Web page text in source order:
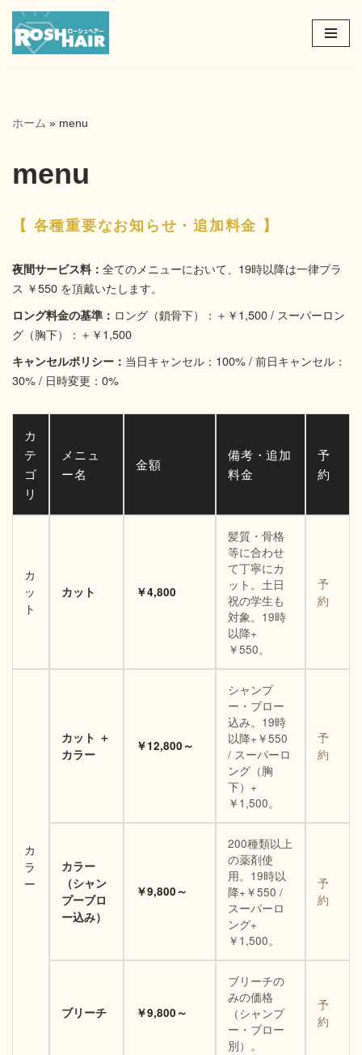
コ
ツ
キ
プ
ホーム » menu
menu
【 各種重要なお知らせ・追加料金 】
夜間サービス料： 全てのメニューにおいて、19時以降は一律プラ
ス ￥550 を頂戴いたします。
ロング料金の基準： ロング（鎖骨下）：＋￥1,500 / スーパーロン
グ（胸下）：＋￥1,500
キャンセルポリシー： 当日キャンセル：100% / 前日キャンセル：
30% / 日時変更：0%
カ
テ
ゴ
リ
メニュ
ー名
金額
備考・追加
料金
予
約
カ
ッ
ト
カット ￥4,800
髪質・骨格
等に合わせ
て丁寧にカ
ット。土日
祝の学生も
対象。19時
以降+
￥550。
予
約
カ
ラ
ー
カット ＋
カラー
￥12,800～
シャンプ
ー・ブロー
込み。19時
以降+￥550
/ スーパーロ
ング（胸
下）+
￥1,500。
予
約
カラー
（シャン
プーブロ
ー込み）
￥9,800～
200種類以上
の薬剤使
用。19時以
降+￥550 /
スーパーロ
ング+
￥1,500。
予
約
ブリーチ ￥9,800～
ブリーチの
みの価格
（シャンプ
ー・ブロー
別）。
予
約